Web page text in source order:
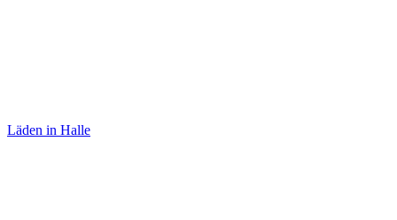
Läden in Halle